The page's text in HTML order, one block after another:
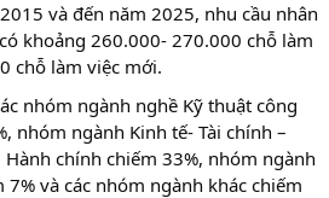
và đến năm 2025, nhu cầu nhân
khoảng 260.000- 270.000 chỗ làm
chỗ làm việc mới.
nhóm ngành nghề Kỹ thuật công
nhóm ngành Kinh tế- Tài chính –
Hành chính chiếm 33%, nhóm ngành
và các nhóm ngành khác chiếm